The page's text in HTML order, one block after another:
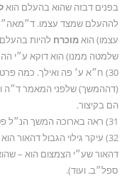
בפנים דבזה שהוא בהעלם הוא
לההעלם שמצד עצמו.
עצמו) הואמוכרח להיות בהעלם
שלמטה ממנו) הוא דוקא ע״י
30) ח״א ע׳ פה ואילך. כמה
(דההמשך) שלפני המאמר ד״ה
הם בקיצור.
31) ראה בארוכה המשך הנ״ל פט״ו ואילך.
32) עיקר גילוי הגבול דהאור
דהאור שע״י הצמצום הוא –
ספל״ב. ועוד).